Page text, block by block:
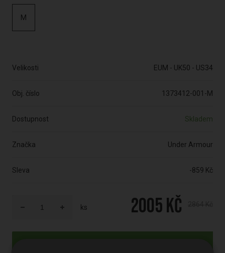
M
Velikosti EUM - UK50 - US34
Obj. číslo 1373412-001-M
Dostupnost Skladem
Značka Under Armour
Sleva -859 Kč
ks 2005 Kč 2864 Kč